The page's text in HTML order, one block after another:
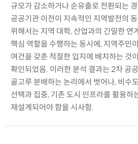
규모가 감소하거나 순유출로 전환되는
공공기관 이전이 지속적인 지역발전의
위해서는 지역 대학, 산업과의 긴밀한 연
핵심 역할을 수행하는 동시에, 지역주민
여건을 갖춘 적절한 입지에 배치하는 것
확인되었음. 이러한 분석 결과는 2차 공
골고루 분배하는 논리에서 벗어나, 비수
선택과 집중, 기존 도시 인프라를 활용하
재설계되어야 함을 시사함.